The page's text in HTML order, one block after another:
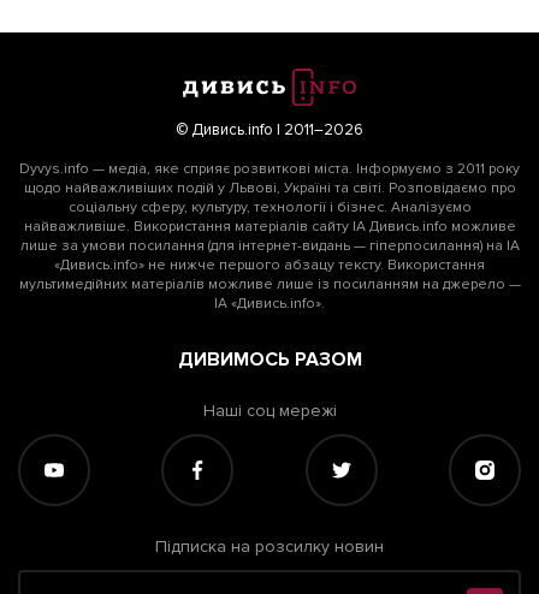
© Дивись.info | 2011–2026
Dyvys.info — медіа, яке сприяє розвиткові міста. Інформуємо з 2011 року
щодо найважливіших подій у Львові, Україні та світі. Розповідаємо про
соціальну сферу, культуру, технології і бізнес. Аналізуємо
найважливіше. Використання матеріалів сайту ІА Дивись.info можливе
лише за умови посилання (для інтернет-видань — гіперпосилання) на ІА
«Дивись.info» не нижче першого абзацу тексту. Використання
мультимедійних матеріалів можливе лише із посиланням на джерело —
ІА «Дивись.info».
ДИВИМОСЬ РАЗОМ
Наші соц мережі
Підписка на розсилку новин